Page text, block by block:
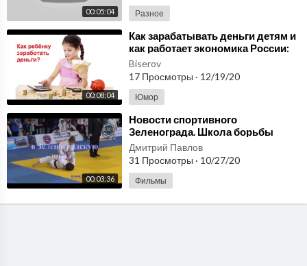
00:05:04 Разное
00:08:04
⁣Как зарабатывать деньги детям и
как работает экономика России:
разговор с ребенком от деньгах
Biserov
17 Просмотры · 12/19/20
Юмор
00:03:36
⁣Новости спортивного
Зеленограда. Школа борьбы
дзюдо Каллиста.
http://2015kallista.com/
Дмитрий Павлов
31 Просмотры · 10/27/20
Фильмы